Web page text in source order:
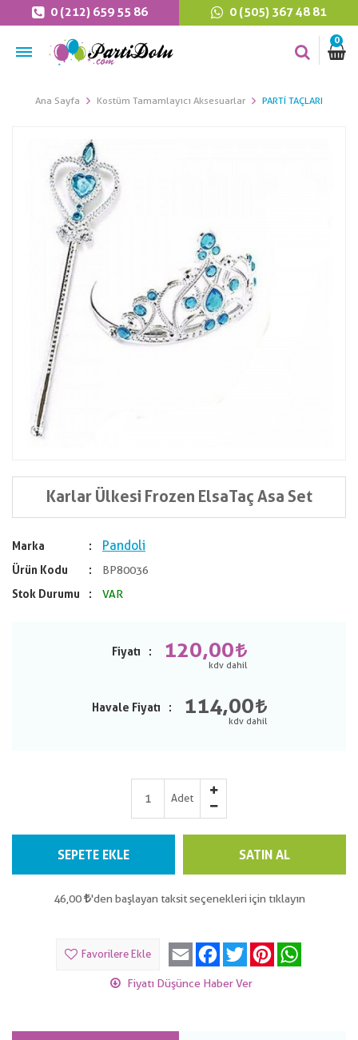
0 (212) 659 55 86 0 (505) 367 48 81
0
Ana Sayfa Kostüm Tamamlayıcı Aksesuarlar PARTI TAÇLARI
Karlar Ülkesi Frozen ElsaTaç Asa Set
Marka Pandoli
Ürün Kodu
BP80036
Stok Durumu
VAR
Fiyatı 120,00
Havale Fiyatı 114,00
Adet
SEPETE EKLE SATIN AL
46,00 'den başlayan taksit seçenekleri için tıklayın
Favorilere Ekle Email Facebook
Twitter Pinterest
Fiyatı Düşünce Haber Ver